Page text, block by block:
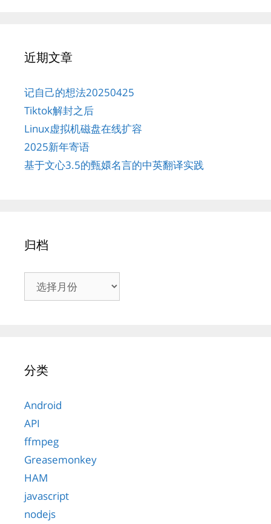
近期文章
记自己的想法20250425
Tiktok解封之后
Linux虚拟机磁盘在线扩容
2025新年寄语
基于文心3.5的甄嬛名言的中英翻译实践
归档
分类
Android
API
ffmpeg
Greasemonkey
HAM
javascript
nodejs